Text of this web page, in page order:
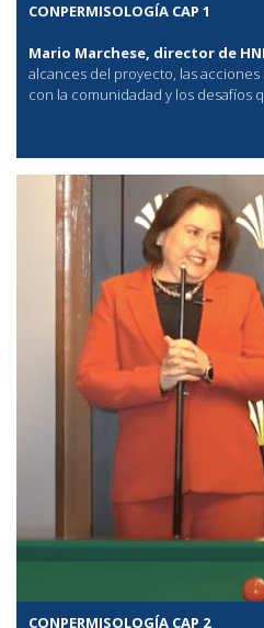
CONPERMISOLOGÍA CAP 1
Mario Marchese, director de
alcances del proyecto, las
con la comunidadad y los desafíos
CONPERMISOLOGÍA CAP 2